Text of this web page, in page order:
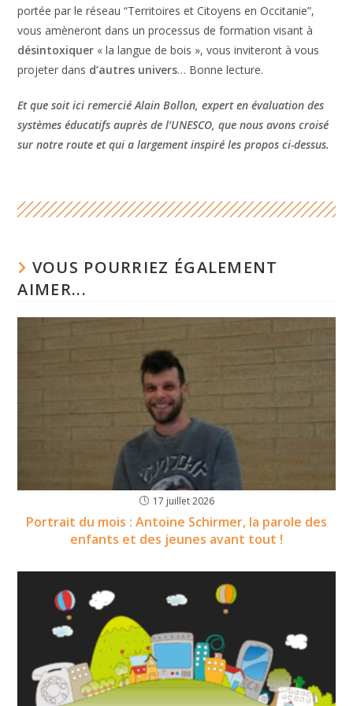
portée par le réseau “Territoires et Citoyens en Occitanie”,
vous amèneront dans un processus de formation visant à
désintoxiquer « la langue de bois », vous inviteront à vous
projeter dans d’autres univers… Bonne lecture.
Et que soit ici remercié Alain Bollon, expert en évaluation des
systèmes éducatifs auprès de l’UNESCO, que nous avons croisé
sur notre route et qui a largement inspiré les propos ci-dessus.
VOUS POURRIEZ ÉGALEMENT
AIMER...
17 juillet 2026
Portrait du mois : Antoine Schirmer, la parole des
enfants et des jeunes avant tout !